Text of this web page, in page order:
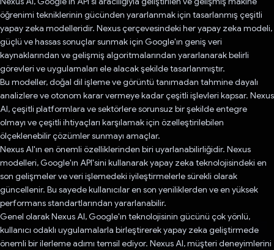
öğrenimi tekniklerinin gücünden yararlanmak için tasarlanmış çeşitli
yapay zeka modelleridir. Nexus çerçevesindeki her yapay zeka modeli,
güçlü ve hassas sonuçlar sunmak için Google'ın geniş veri
kaynaklarından ve gelişmiş algoritmalarından yararlanarak belirli
görevleri ve uygulamaları ele alacak şekilde tasarlanmıştır.
Bu modeller, doğal dil işleme ve görüntü tanımadan tahmine dayalı
analizlere ve otonom karar vermeye kadar çeşitli işlevleri kapsar. Nexus
AI, çeşitli platformlara ve sektörlere sorunsuz bir şekilde entegre
olmayı ve çeşitli ihtiyaçları karşılamak için özelleştirilebilen
ölçeklenebilir çözümler sunmayı amaçlar.
Nexus AI'ın en önemli özelliklerinden biri uyarlanabilirliğidir. Nexus
modelleri, Google'ın API'sini kullanarak yapay zeka teknolojisindeki en
son gelişmeler ve veri işlemedeki iyileştirmelerle sürekli olarak
güncellenir. Bu sayede kullanıcılar en son yeniliklerden ve en yüksek
performans standartlarından yararlanabilir.
Genel olarak Nexus AI, Google'ın teknolojisinin gücünü çok yönlü,
kullanıcı odaklı uygulamalarla birleştirerek yapay zeka geliştirmede
önemli bir ilerleme adımı temsil ediyor. Nexus AI, müşteri deneyimlerini